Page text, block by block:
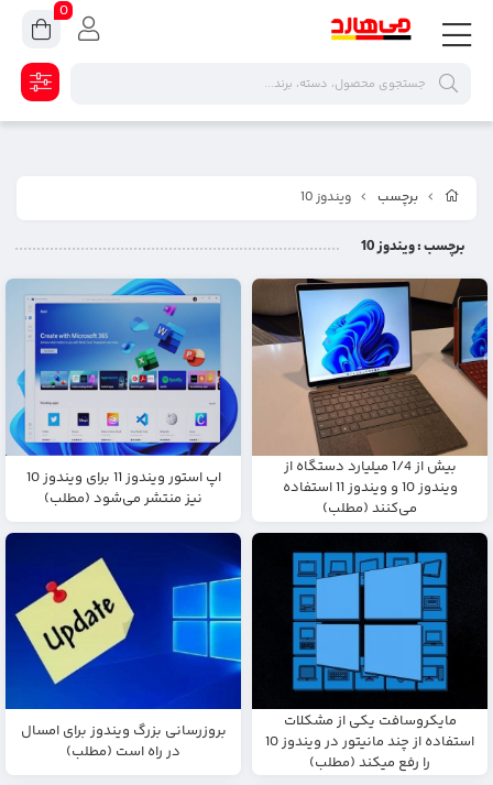
برچسب ویندوز 10
برچسب: ویندوز 10
بیش از 1/4 میلیارد دستگاه از
ویندوز 10 و ویندوز 11 استفاده
می‌کنند (مطلب)
اپ استور ویندوز 11 برای ویندوز 10
نیز منتشر می‌شود (مطلب)
مایکروسافت یکی از مشکلات
استفاده از چند مانیتور در ویندوز 10
را رفع میکند (مطلب)
بروزرسانی بزرگ ویندوز برای امسال
در راه است (مطلب)
0